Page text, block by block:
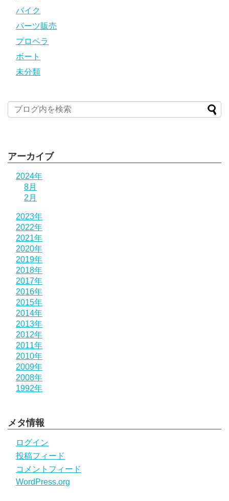
バイク
パーツ販売
プロペラ
ボート
未分類
アーカイブ
2024年
8月
2月
2023年
2022年
2021年
2020年
2019年
2018年
2017年
2016年
2015年
2014年
2013年
2012年
2011年
2010年
2009年
2008年
1992年
メタ情報
ログイン
投稿フィード
コメントフィード
WordPress.org